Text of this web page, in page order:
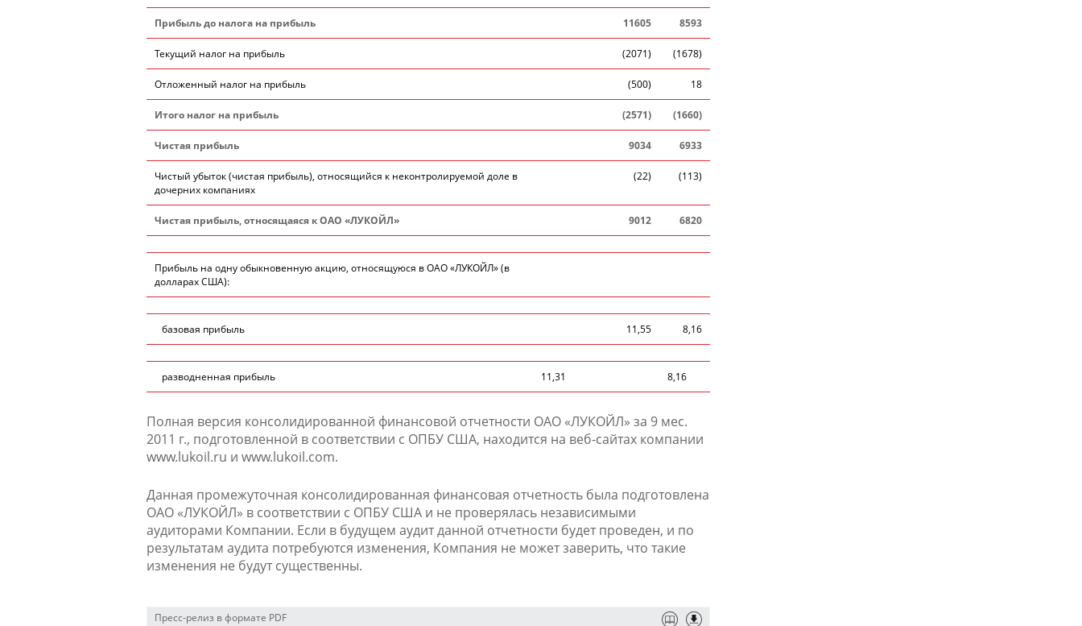
Прибыль до налога на прибыль 11605 8593
Текущий налог на прибыль (2071) (1678)
Отложенный налог на прибыль (500) 18
Итого налог на прибыль (2571) (1660)
Чистая прибыль 9034 6933
Чистый убыток (чистая прибыль), относящийся к неконтролируемой доле в
дочерних компаниях
(22) (113)
Чистая прибыль, относящаяся к ОАО «ЛУКОЙЛ» 9012 6820
Прибыль на одну обыкновенную акцию, относящуюся в ОАО «ЛУКОЙЛ» (в
долларах США):
базовая прибыль 11,55 8,16
разводненная прибыль 11,31 8,16
Полная версия консолидированной финансовой отчетности ОАО «ЛУКОЙЛ» за 9 мес.
2011 г., подготовленной в соответствии с ОПБУ США, находится на веб-сайтах компании
www.lukoil.ru и www.lukoil.com.
Данная промежуточная консолидированная финансовая отчетность была подготовлена
ОАО «ЛУКОЙЛ» в соответствии с ОПБУ США и не проверялась независимыми
аудиторами Компании. Если в будущем аудит данной отчетности будет проведен, и по
результатам аудита потребуются изменения, Компания не может заверить, что такие
изменения не будут существенны.
Пресс-релиз в формате PDF